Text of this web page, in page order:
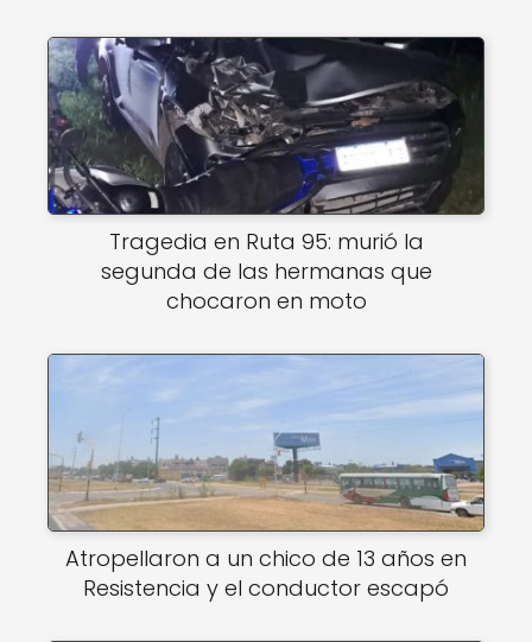
Tragedia en Ruta 95: murió la
segunda de las hermanas que
chocaron en moto
Atropellaron a un chico de 13 años en
Resistencia y el conductor escapó